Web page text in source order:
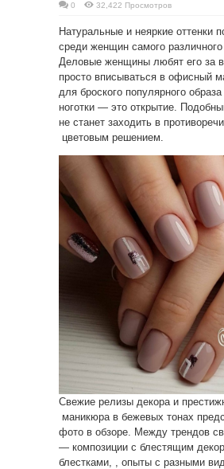
0
32,422 Просмотров
Натуральные и неяркие оттенки
среди женщин самого различного
Деловые женщины любят его за
просто вписываться в офисный
для броского популярного
ноготки — это открытие.
не станет заходить в
цветовым решением.
Свежие релизы декора и
маникюра в бежевых тонах
фото в обзоре. Между трендов
— композиции с блестящим
блестками, , опыты с разными